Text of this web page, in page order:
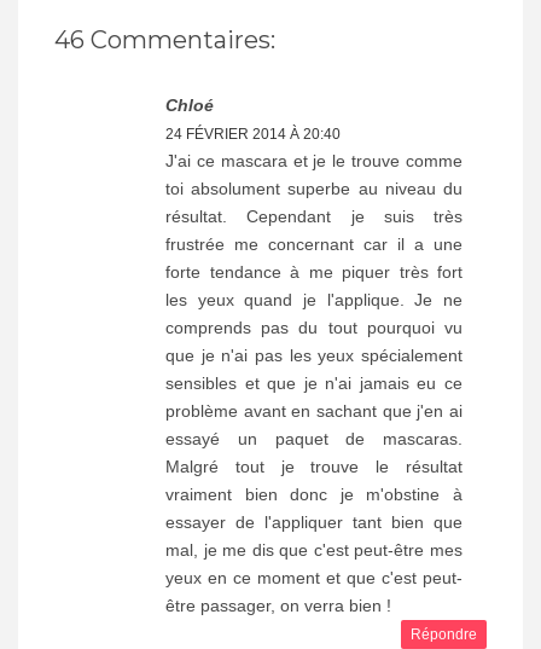
46 Commentaires:
Chloé
24 FÉVRIER 2014 À 20:40
J'ai ce mascara et je le trouve comme
toi absolument superbe au niveau du
résultat. Cependant je suis très
frustrée me concernant car il a une
forte tendance à me piquer très fort
les yeux quand je l'applique. Je ne
comprends pas du tout pourquoi vu
que je n'ai pas les yeux spécialement
sensibles et que je n'ai jamais eu ce
problème avant en sachant que j'en ai
essayé un paquet de mascaras.
Malgré tout je trouve le résultat
vraiment bien donc je m'obstine à
essayer de l'appliquer tant bien que
mal, je me dis que c'est peut-être mes
yeux en ce moment et que c'est peut-
être passager, on verra bien !
Répondre